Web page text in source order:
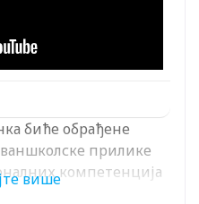
биће обрађене
прилике
компетенција
домен
више